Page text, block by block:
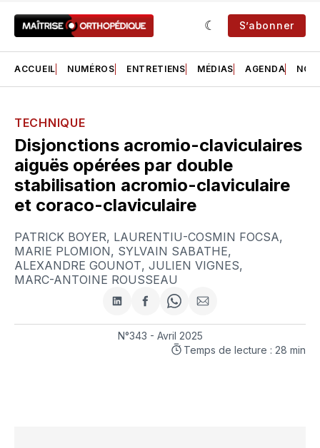
S’abonner
ACCUEIL NUMÉROS ENTRETIENS MÉDIAS AGENDA NOS
TECHNIQUE
Disjonctions acromio-claviculaires
aiguës opérées par double
stabilisation acromio-claviculaire
et coraco-claviculaire
PATRICK BOYER, LAURENTIU-COSMIN FOCSA,
MARIE PLOMION, SYLVAIN SABATHE,
ALEXANDRE GOUNOT, JULIEN VIGNES,
MARC-ANTOINE ROUSSEAU
Partager
sur
LinkedIn
Partager
sur
Facebook
Share
on
WhatsApp
Partager
par
courriel
N°343 - Avril 2025
Temps de lecture : 28 min